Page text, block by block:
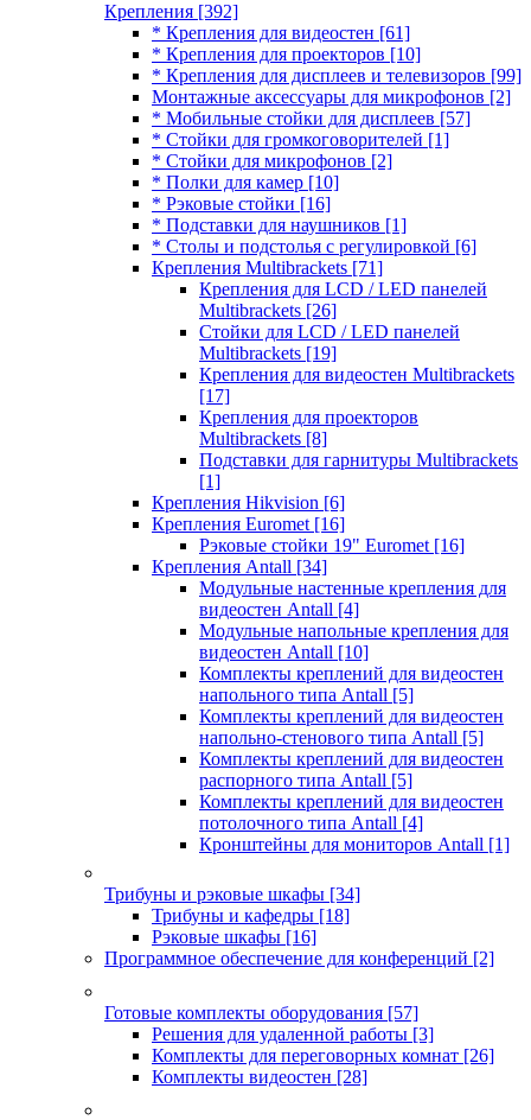
Крепления [392]
* Крепления для видеостен [61]
* Крепления для проекторов [10]
* Крепления для дисплеев и телевизоров [99]
Монтажные аксессуары для микрофонов [2]
* Мобильные стойки для дисплеев [57]
* Стойки для громкоговорителей [1]
* Стойки для микрофонов [2]
* Полки для камер [10]
* Рэковые стойки [16]
* Подставки для наушников [1]
* Столы и подстолья с регулировкой [6]
Крепления Multibrackets [71]
Крепления для LCD / LED панелей
Multibrackets [26]
Стойки для LCD / LED панелей
Multibrackets [19]
Крепления для видеостен Multibrackets
[17]
Крепления для проекторов
Multibrackets [8]
Подставки для гарнитуры Multibrackets
[1]
Крепления Hikvision [6]
Крепления Euromet [16]
Рэковые стойки 19" Euromet [16]
Крепления Antall [34]
Модульные настенные крепления для
видеостен Antall [4]
Модульные напольные крепления для
видеостен Antall [10]
Комплекты креплений для видеостен
напольного типа Antall [5]
Комплекты креплений для видеостен
напольно-стенового типа Antall [5]
Комплекты креплений для видеостен
распорного типа Antall [5]
Комплекты креплений для видеостен
потолочного типа Antall [4]
Кронштейны для мониторов Antall [1]
Трибуны и рэковые шкафы [34]
Трибуны и кафедры [18]
Рэковые шкафы [16]
Программное обеспечение для конференций [2]
Готовые комплекты оборудования [57]
Решения для удаленной работы [3]
Комплекты для переговорных комнат [26]
Комплекты видеостен [28]